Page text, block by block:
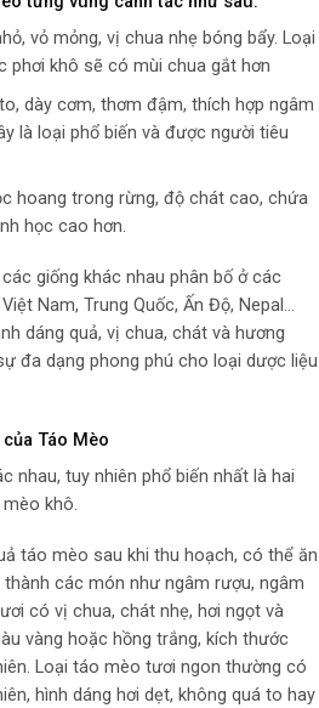
vỏ mỏng, vị chua nhẹ bóng bẩy. Loại
phơi khô sẽ có mùi chua gắt hơn
dày cơm, thơm đậm, thích hợp ngâm
là loại phổ biến và được người tiêu
hoang trong rừng, độ chát cao, chứa
học cao hơn.
giống khác nhau phân bố ở các
Nam, Trung Quốc, Ấn Độ, Nepal…
dáng quả, vị chua, chát và hương
đa dạng phong phú cho loại dược liệu
Táo Mèo
nhau, tuy nhiên phổ biến nhất là hai
khô.
táo mèo sau khi thu hoạch, có thể ăn
các món như ngâm rượu, ngâm
có vị chua, chát nhẹ, hơi ngọt và
vàng hoặc hồng trắng, kích thước
Loại táo mèo tươi ngon thường có
hình dáng hơi dẹt, không quá to hay